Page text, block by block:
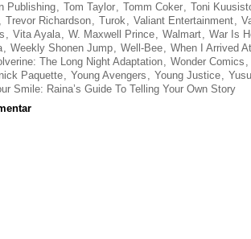
Publishing, Tom Taylor, Tomm Coker, Toni
, Trevor Richardson, Turok, Valiant Entertainment,
, Vita Ayala, W. Maxwell Prince, Walmart, War Is
, Weekly Shonen Jump, Well-Bee, When I Arrived
The Long Night Adaptation, Wonder Comics ,
Paquette, Young Avengers , Young Justice,
Smile: Raina’s Guide To Telling Your Own Story